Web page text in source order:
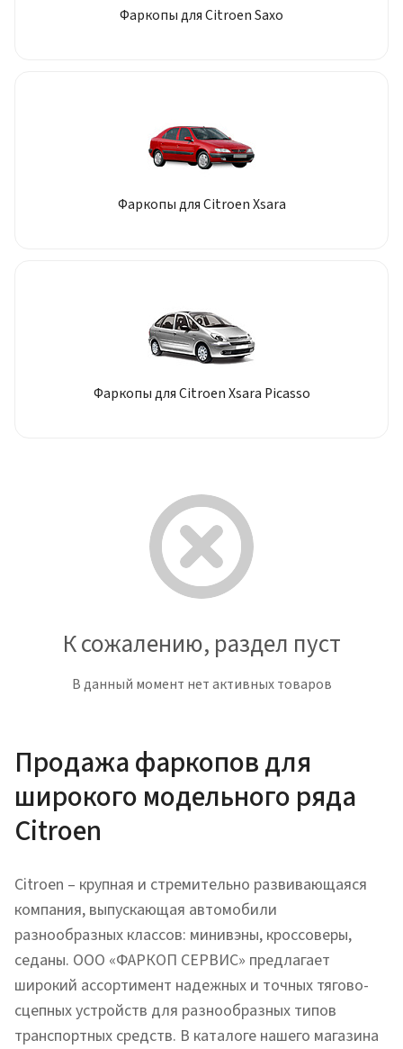
Фаркопы для Citroen Saxo
Фаркопы для Citroen Xsara
Фаркопы для Citroen Xsara Picasso
К сожалению, раздел пуст
В данный момент нет активных товаров
Продажа фаркопов для
широкого модельного ряда
Citroen
Citroen – крупная и стремительно развивающаяся
компания, выпускающая автомобили
разнообразных классов: минивэны, кроссоверы,
седаны. ООО «ФАРКОП СЕРВИС» предлагает
широкий ассортимент надежных и точных тягово-
сцепных устройств для разнообразных типов
транспортных средств. В каталоге нашего магазина